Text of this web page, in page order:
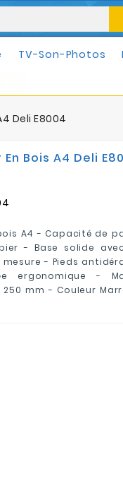
TV-Son-Photos
Deli E8004
Bois A4 Deli
A4 - Capacité de
- Base solide
- Pieds
ergonomique -
250 mm - Couleur